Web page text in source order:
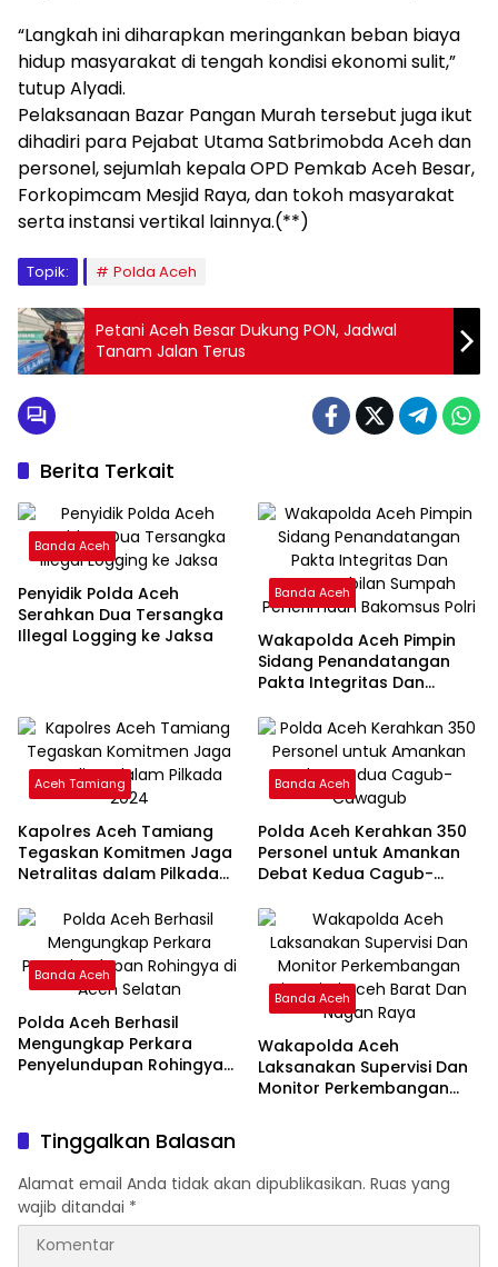
“Langkah ini diharapkan meringankan beban biaya
hidup masyarakat di tengah kondisi ekonomi sulit,”
tutup Alyadi.
Pelaksanaan Bazar Pangan Murah tersebut juga ikut
dihadiri para Pejabat Utama Satbrimobda Aceh dan
personel, sejumlah kepala OPD Pemkab Aceh Besar,
Forkopimcam Mesjid Raya, dan tokoh masyarakat
serta instansi vertikal lainnya.(**)
Topik: Polda Aceh
Petani Aceh Besar Dukung PON, Jadwal
Tanam Jalan Terus
Berita Terkait
Banda Aceh
Penyidik Polda Aceh
Serahkan Dua Tersangka
Illegal Logging ke Jaksa
Banda Aceh
Wakapolda Aceh Pimpin
Sidang Penandatangan
Pakta Integritas Dan
Penerimaan Bakomsus
Polri
Aceh Tamiang
Kapolres Aceh Tamiang
Tegaskan Komitmen Jaga
Netralitas dalam Pilkada
Banda Aceh
Polda Aceh Kerahkan 350
Personel untuk Amankan
Debat Kedua Cagub-
Banda Aceh
Polda Aceh Berhasil
Mengungkap Perkara
Penyelundupan Rohingya
Banda Aceh
Wakapolda Aceh
Laksanakan Supervisi Dan
Monitor Perkembangan
Tinggalkan Balasan
Alamat email Anda tidak akan dipublikasikan. Ruas yang
wajib ditandai *